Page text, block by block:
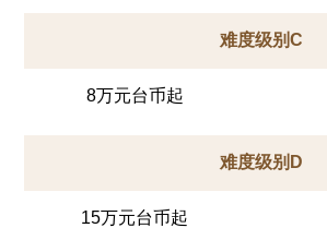
难度级别C
8万元台币起
难度级别D
15万元台币起